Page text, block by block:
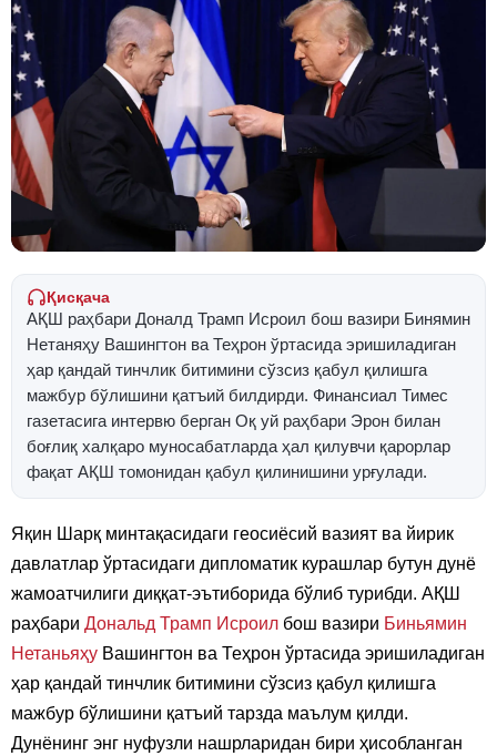
Қисқача
АҚШ раҳбари Доналд Трамп Исроил бош вазири Бинямин
Нетаняҳу Вашингтон ва Теҳрон ўртасида эришиладиган
ҳар қандай тинчлик битимини сўзсиз қабул қилишга
мажбур бўлишини қатъий билдирди. Финансиал Тимес
газетасига интервю берган Оқ уй раҳбари Эрон билан
боғлиқ халқаро муносабатларда ҳал қилувчи қарорлар
фақат АҚШ томонидан қабул қилинишини урғулади.
Яқин Шарқ минтақасидаги геосиёсий вазият ва йирик
давлатлар ўртасидаги дипломатик курашлар бутун дунё
жамоатчилиги диққат-эътиборида бўлиб турибди. АҚШ
раҳбари Дональд Трамп Исроил бош вазири Биньямин
Нетаньяҳу Вашингтон ва Теҳрон ўртасида эришиладиган
ҳар қандай тинчлик битимини сўзсиз қабул қилишга
мажбур бўлишини қатъий тарзда маълум қилди.
Дунёнинг энг нуфузли нашрларидан бири ҳисобланган